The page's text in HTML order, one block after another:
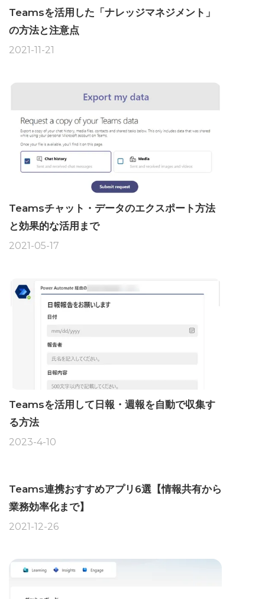
Teamsを活用した「ナレッジマネジメント」
の方法と注意点
2021-11-21
Teamsチャット・データのエクスポート方法
と効果的な活用まで
2021-05-17
Teamsを活用して日報・週報を自動で収集す
る方法
2023-4-10
Teams連携おすすめアプリ6選【情報共有から
業務効率化まで】
2021-12-26